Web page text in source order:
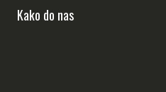
Kako do nas